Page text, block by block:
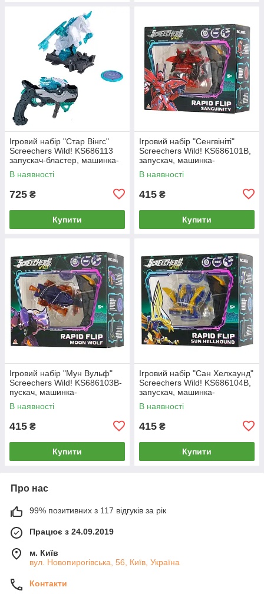
Ігровий набір "Стар Вінгс"
Screechers Wild! KS686113
запускач-бластер, машинка-
трансформер
В наявності
725 ₴
Купити
Ігровий набір "Сенгвініті"
Screechers Wild! KS686101B,
запускач, машинка-
трансформер
В наявності
415 ₴
Купити
Ігровий набір "Мун Вульф"
Screechers Wild! KS686103B-
пускач, машинка-
трансформер
В наявності
415 ₴
Купити
Ігровий набір "Сан Хелхаунд"
Screechers Wild! KS686104B,
запускач, машинка-
трансформер
В наявності
415 ₴
Купити
Про нас
99% позитивних з 117 відгуків за рік
Працює з 24.09.2019
м. Київ
вул. Новопирогівська, 56, Київ, Україна
Контакти